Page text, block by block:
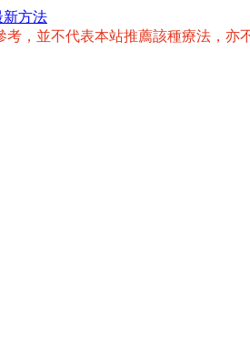
新方法
，並不代表本站推薦該種療法，